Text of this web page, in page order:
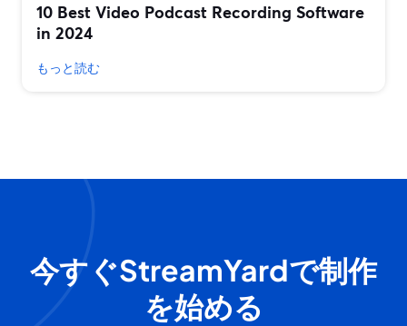
10 Best Video Podcast Recording Software
in 2024
もっと読む
今すぐStreamYardで制作
を始める